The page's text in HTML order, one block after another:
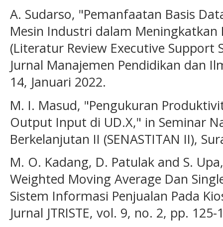
A. Sudarso, "Pemanfaatan Basis
Mesin Industri dalam Meningkatkan
(Literatur Review Executive Support
Jurnal Manajemen Pendidikan dan
14, Januari 2022.
M. I. Masud, "Pengukuran
Output Input di UD.X," in Seminar
Berkelanjutan II (SENASTITAN II),
M. O. Kadang, D. Patulak and S.
Weighted Moving Average Dan
Sistem Informasi Penjualan Pada
Jurnal JTRISTE, vol. 9, no. 2, pp.